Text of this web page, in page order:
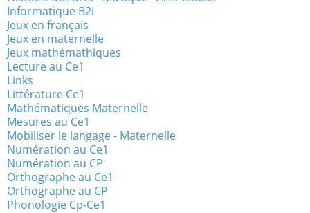
Informatique B2i
Jeux en français
Jeux en maternelle
Jeux mathémathiques
Lecture au Ce1
Links
Littérature Ce1
Mathématiques Maternelle
Mesures au Ce1
Mobiliser le langage - Maternelle
Numération au Ce1
Numération au CP
Orthographe au Ce1
Orthographe au CP
Phonologie Cp-Ce1